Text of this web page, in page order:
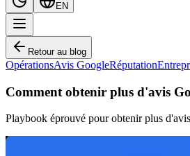
EN
Retour au blog
OpérationsAvis GoogleRéputation
Comment obtenir plus d'avis
Playbook éprouvé pour obtenir plus